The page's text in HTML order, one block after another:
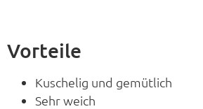
Vorteile
Kuschelig und gemütlich
Sehr weich